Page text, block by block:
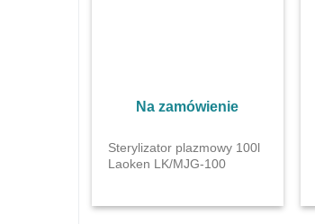
Na zamówienie
Sterylizator plazmowy 100l
Laoken LK/MJG-100